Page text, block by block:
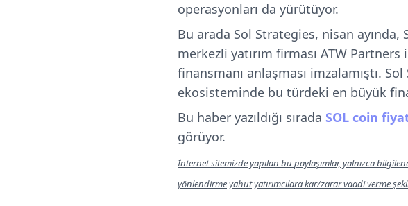
operasyonları da yürütüyor.
Bu arada Sol Strategies, nisan ayında,
merkezli yatırım firması ATW
finansmanı anlaşması imzalamıştı.
ekosisteminde bu türdeki en büyük
Bu haber yazıldığı sırada SOL coin
görüyor.
İnternet sitemizde yapılan bu paylaşımlar, yalnızca
yönlendirme yahut yatırımcılara kar/zarar vaadi verme